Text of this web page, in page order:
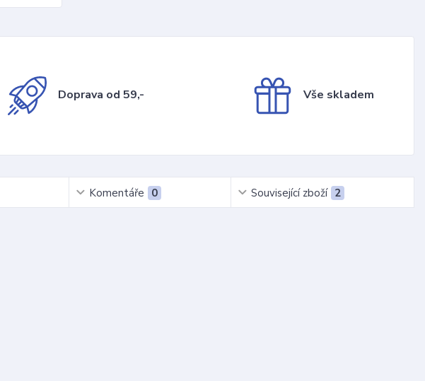
Doprava od 59,- Vše skladem
Komentáře 0 Související zboží 2